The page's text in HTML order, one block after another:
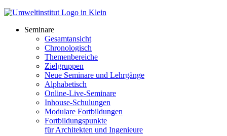
Seminare
Gesamtansicht
Chronologisch
Themenbereiche
Zielgruppen
Neue Seminare und Lehrgänge
Alphabetisch
Online-Live-Seminare
Inhouse-Schulungen
Modulare Fortbildungen
Fortbildungspunkte
für Architekten und Ingenieure